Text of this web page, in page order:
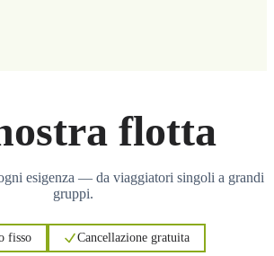
flotta
esigenza — da viaggiatori singoli a grandi
gruppi.
fisso Cancellazione gratuita